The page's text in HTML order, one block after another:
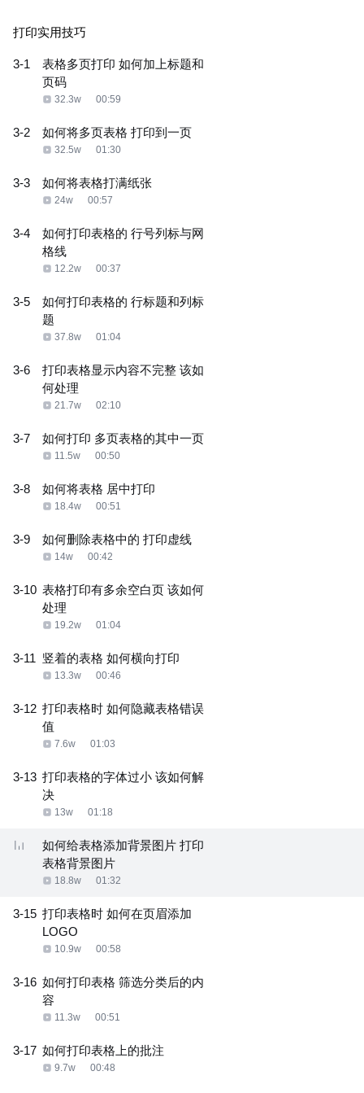
打印实用技巧
3-1
表格多页打印 如何加上标题和
页码
32.3w 00:59
3-2 如何将多页表格 打印到一页
32.5w 01:30
3-3 如何将表格打满纸张
24w 00:57
3-4
如何打印表格的 行号列标与网
格线
12.2w 00:37
3-5
如何打印表格的 行标题和列标
题
37.8w 01:04
3-6
打印表格显示内容不完整 该如
何处理
21.7w 02:10
3-7 如何打印 多页表格的其中一页
11.5w 00:50
3-8 如何将表格 居中打印
18.4w 00:51
3-9 如何删除表格中的 打印虚线
14w 00:42
3-10 表格打印有多余空白页 该如何
处理
19.2w 01:04
3-11 竖着的表格 如何横向打印
13.3w 00:46
3-12 打印表格时 如何隐藏表格错误
值
7.6w 01:03
3-13 打印表格的字体过小 该如何解
决
13w 01:18
如何给表格添加背景图片 打印
表格背景图片
18.8w 01:32
3-15 打印表格时 如何在页眉添加
LOGO
10.9w 00:58
3-16 如何打印表格 筛选分类后的内
容
11.3w 00:51
3-17 如何打印表格上的批注
9.7w 00:48